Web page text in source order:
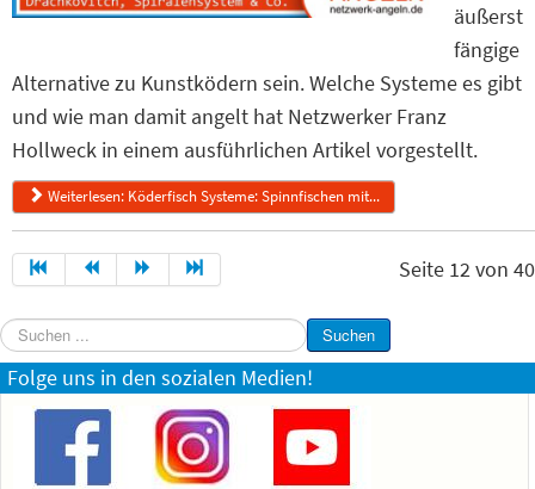
äußerst
fängige
Alternative zu Kunstködern sein. Welche Systeme es gibt
und wie man damit angelt hat Netzwerker Franz
Hollweck in einem ausführlichen Artikel vorgestellt.
Weiterlesen: Köderfisch Systeme: Spinnfischen mit...
Seite 12 von 40
Suchen
...
Suchen
Folge uns in den sozialen Medien!